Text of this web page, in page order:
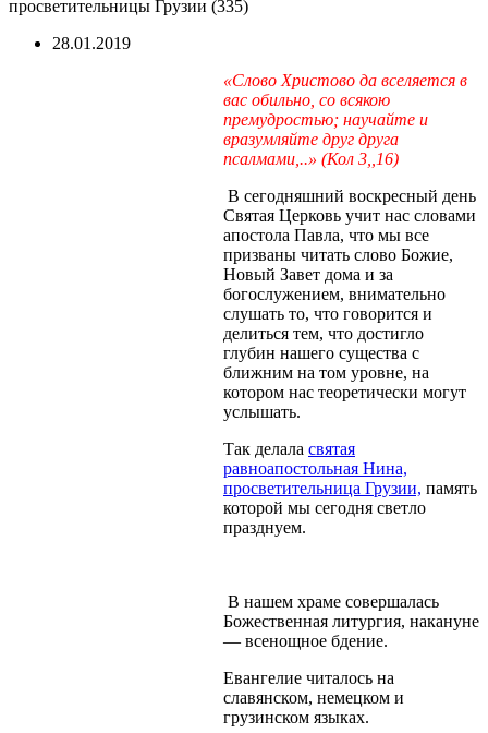
просветительницы Грузии (335)
28.01.2019
«Слово Христово да вселяется в
вас обильно, со всякою
премудростью; научайте и
вразумляйте друг друга
псалмами,..» (Кол 3,,16)
В сегодняшний воскресный день
Святая Церковь учит нас словами
апостола Павла, что мы все
призваны читать слово Божие,
Новый Завет дома и за
богослужением, внимательно
слушать то, что говорится и
делиться тем, что достигло
глубин нашего существа с
ближним на том уровне, на
котором нас теоретически могут
услышать.
Так делала святая
равноапостольная Нина,
просветительница Грузии, память
которой мы сегодня светло
празднуем.
В нашем храме совершалась
Божественная литургия, накануне
— всенощное бдение.
Евангелие читалось на
славянском, немецком и
грузинском языках.